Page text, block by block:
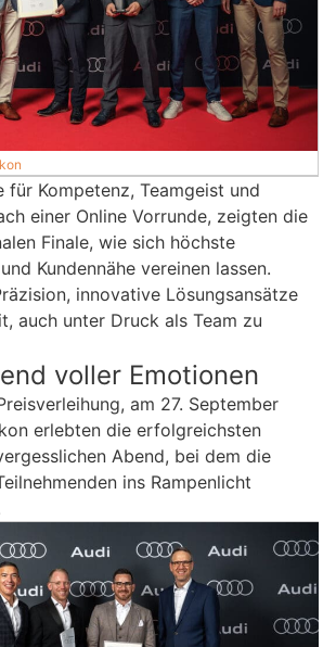
für Kompetenz, Teamgeist und
einer Online Vorrunde, zeigten die
Finale, wie sich höchste
Kundennähe vereinen lassen.
innovative Lösungsansätze
auch unter Druck als Team zu
voller Emotionen
am 27. September
erlebten die erfolgreichsten
Abend, bei dem die
ins Rampenlicht